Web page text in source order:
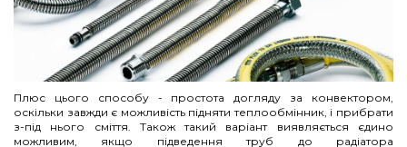
Плюс цього способу - простота догляду за конвектором,
оскільки завжди є можливість підняти теплообмінник, і прибрати
з-під нього сміття. Також такий варіант виявляється єдино
можливим, якщо підведення труб до радіатора